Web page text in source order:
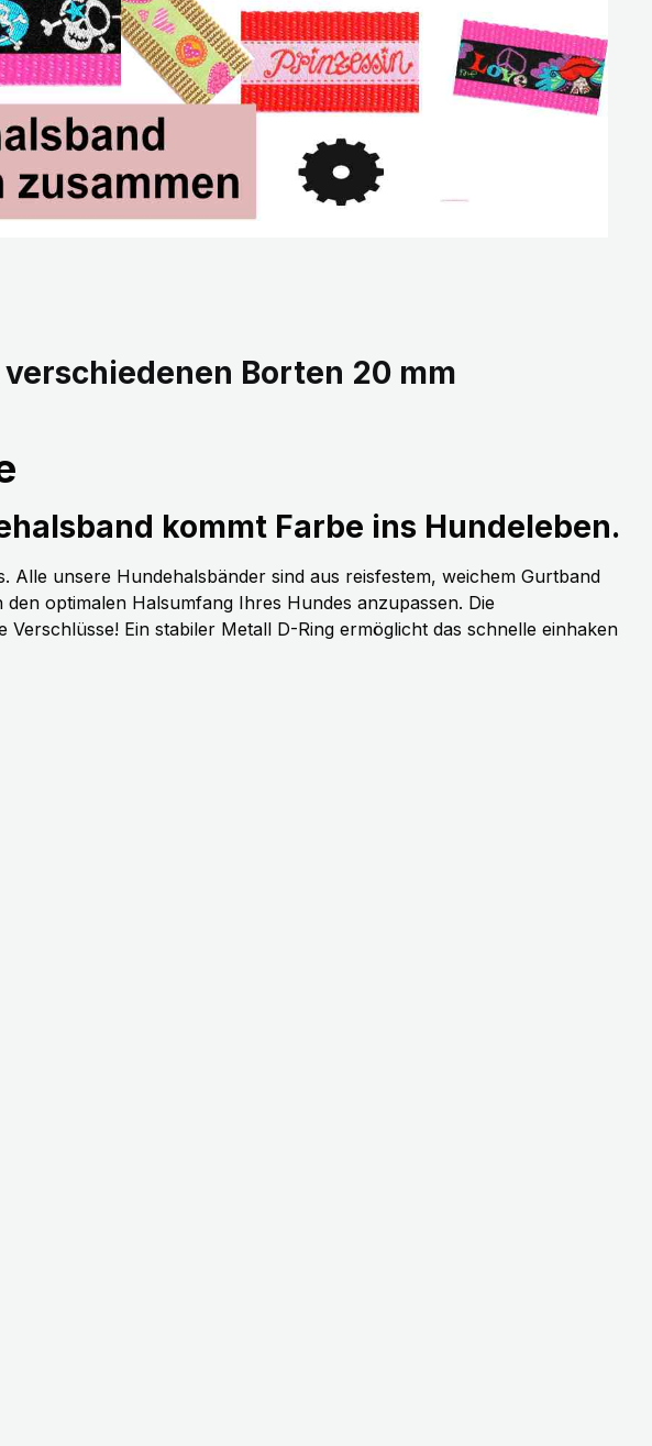
Borten 20 mm
kommt Farbe ins Hundeleben.
unsere Hundehalsbänder sind aus reisfestem, weichem Gurtband
optimalen Halsumfang Ihres Hundes anzupassen. Die
Ein stabiler Metall D-Ring ermöglicht das schnelle einhaken